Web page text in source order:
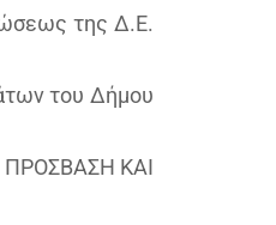
της Δ.Ε.
του Δήμου
ΠΡΟΣΒΑΣΗ ΚΑΙ